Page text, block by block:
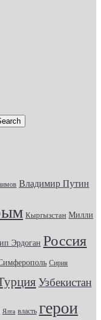
Владимир Путин
Кыргызстан Милли
Эрдоган Россия
Сирия
Узбекистан
Ялта власть герои